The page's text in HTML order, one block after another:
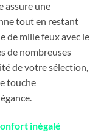
assure une
tout en restant
de mille feux avec le
de nombreuses
de votre sélection,
touche
inégalé